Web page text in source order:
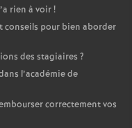
rien à voir!
conseils pour bien aborder
des stagiaires ?
l’académie de
correctement vos